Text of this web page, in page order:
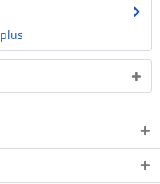
plus